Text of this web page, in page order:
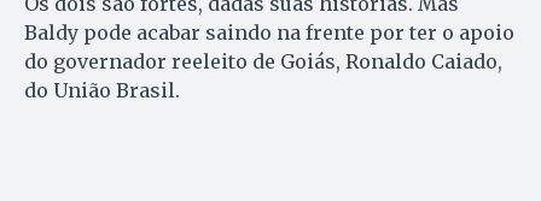
Baldy pode acabar saindo na frente por ter o apoio
do governador reeleito de Goiás, Ronaldo Caiado,
do União Brasil.